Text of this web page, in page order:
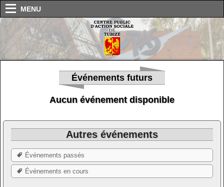
MENU
Événements futurs
Autres événements
Événements passés
Événements en cours
Aucun événement disponible